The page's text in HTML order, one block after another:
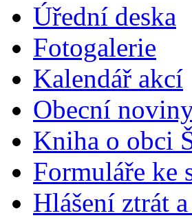
Úřední deska
Fotogalerie
Kalendář akcí
Obecní
Kniha o obci
Formuláře ke
Hlášení ztrát